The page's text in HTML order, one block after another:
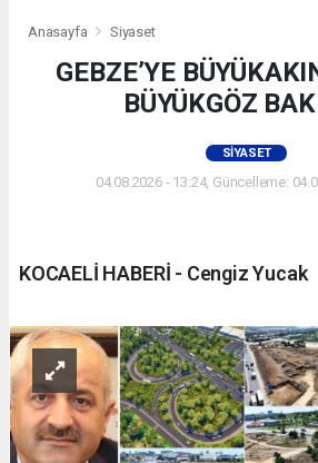
Anasayfa Siyaset
GEBZE’YE
BÜYÜKGÖZ
SIYASET
04.08.2026 - 13:24, Güncelleme:
KOCAELİ HABERİ - Cengiz Yucak